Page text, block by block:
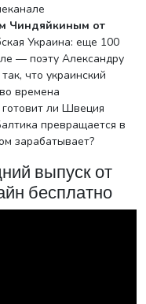
Чиндяйкиным от
Украина: еще 100
— поэту Александру
что украинский
времена
ли Швеция
превращается в
зарабатывает?
выпуск от
бесплатно